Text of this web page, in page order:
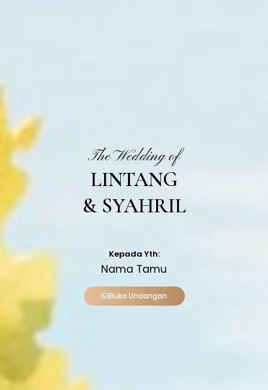
The Wedding of
LINTANG
& SYAHRIL
Kepada Yth:
Nama Tamu
Buka Undangan